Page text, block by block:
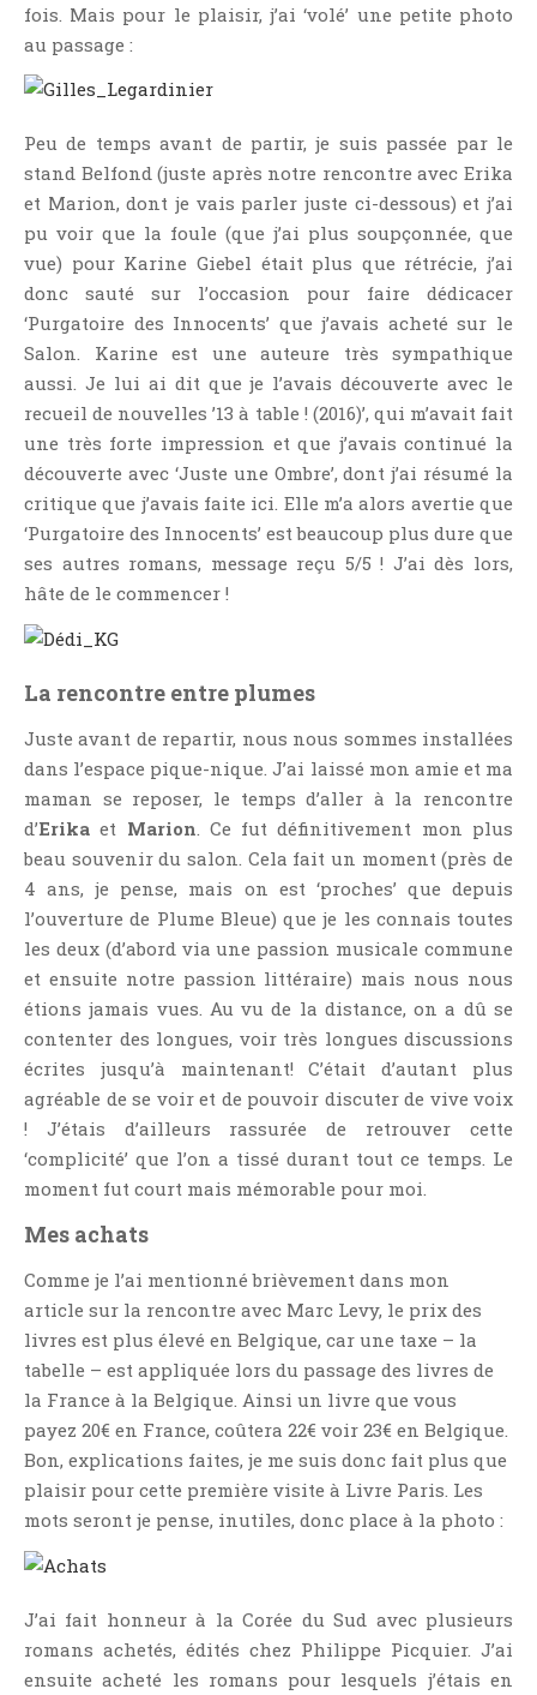
fois. Mais pour le plaisir, j’ai ‘volé’ une petite photo
au passage :
Peu de temps avant de partir, je suis passée par le
stand Belfond (juste après notre rencontre avec Erika
et Marion, dont je vais parler juste ci-dessous) et j’ai
pu voir que la foule (que j’ai plus soupçonnée, que
vue) pour Karine Giebel était plus que rétrécie, j’ai
donc sauté sur l’occasion pour faire dédicacer
‘Purgatoire des Innocents’ que j’avais acheté sur le
Salon. Karine est une auteure très sympathique
aussi. Je lui ai dit que je l’avais découverte avec le
recueil de nouvelles ’13 à table ! (2016)’, qui m’avait fait
une très forte impression et que j’avais continué la
découverte avec ‘Juste une Ombre’, dont j’ai résumé la
critique que j’avais faite ici. Elle m’a alors avertie que
‘Purgatoire des Innocents’ est beaucoup plus dure que
ses autres romans, message reçu 5/5 ! J’ai dès lors,
hâte de le commencer !
La rencontre entre plumes
Juste avant de repartir, nous nous sommes installées
dans l’espace pique-nique. J’ai laissé mon amie et ma
maman se reposer, le temps d’aller à la rencontre
d’Erika et Marion. Ce fut définitivement mon plus
beau souvenir du salon. Cela fait un moment (près de
4 ans, je pense, mais on est ‘proches’ que depuis
l’ouverture de Plume Bleue) que je les connais toutes
les deux (d’abord via une passion musicale commune
et ensuite notre passion littéraire) mais nous nous
étions jamais vues. Au vu de la distance, on a dû se
contenter des longues, voir très longues discussions
écrites jusqu’à maintenant! C’était d’autant plus
agréable de se voir et de pouvoir discuter de vive voix
! J’étais d’ailleurs rassurée de retrouver cette
‘complicité’ que l’on a tissé durant tout ce temps. Le
moment fut court mais mémorable pour moi.
Mes achats
Comme je l’ai mentionné brièvement dans mon
article sur la rencontre avec Marc Levy, le prix des
livres est plus élevé en Belgique, car une taxe – la
tabelle – est appliquée lors du passage des livres de
la France à la Belgique. Ainsi un livre que vous
payez 20€ en France, coûtera 22€ voir 23€ en Belgique.
Bon, explications faites, je me suis donc fait plus que
plaisir pour cette première visite à Livre Paris. Les
mots seront je pense, inutiles, donc place à la photo :
J’ai fait honneur à la Corée du Sud avec plusieurs
romans achetés, édités chez Philippe Picquier. J’ai
ensuite acheté les romans pour lesquels j’étais en